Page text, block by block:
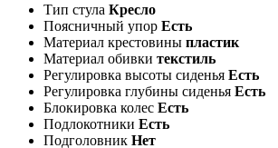
Тип стула Кресло
Поясничный упор Есть
Материал крестовины пластик
Материал обивки текстиль
Регулировка высоты сиденья Есть
Регулировка глубины сиденья Есть
Блокировка колес Есть
Подлокотники Есть
Подголовник Нет